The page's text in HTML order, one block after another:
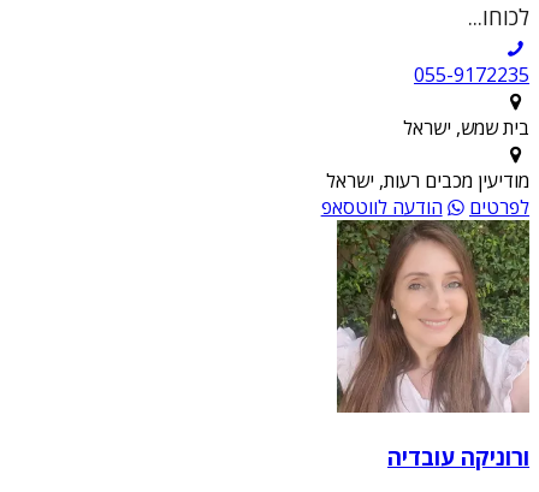
לכוחו...
055-9172235
בית שמש, ישראל
מודיעין מכבים רעות, ישראל
לפרטים
הודעה לווטסאפ
ורוניקה עובדיה